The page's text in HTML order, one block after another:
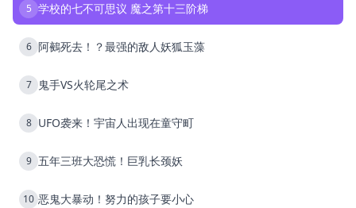
5 学校的七不可思议 魔之第十三阶梯
6 阿鵺死去！？最强的敌人妖狐玉藻
7 鬼手VS火轮尾之术
8 UFO袭来！宇宙人出现在童守町
9 五年三班大恐慌！巨乳长颈妖
10 恶鬼大暴动！努力的孩子要小心